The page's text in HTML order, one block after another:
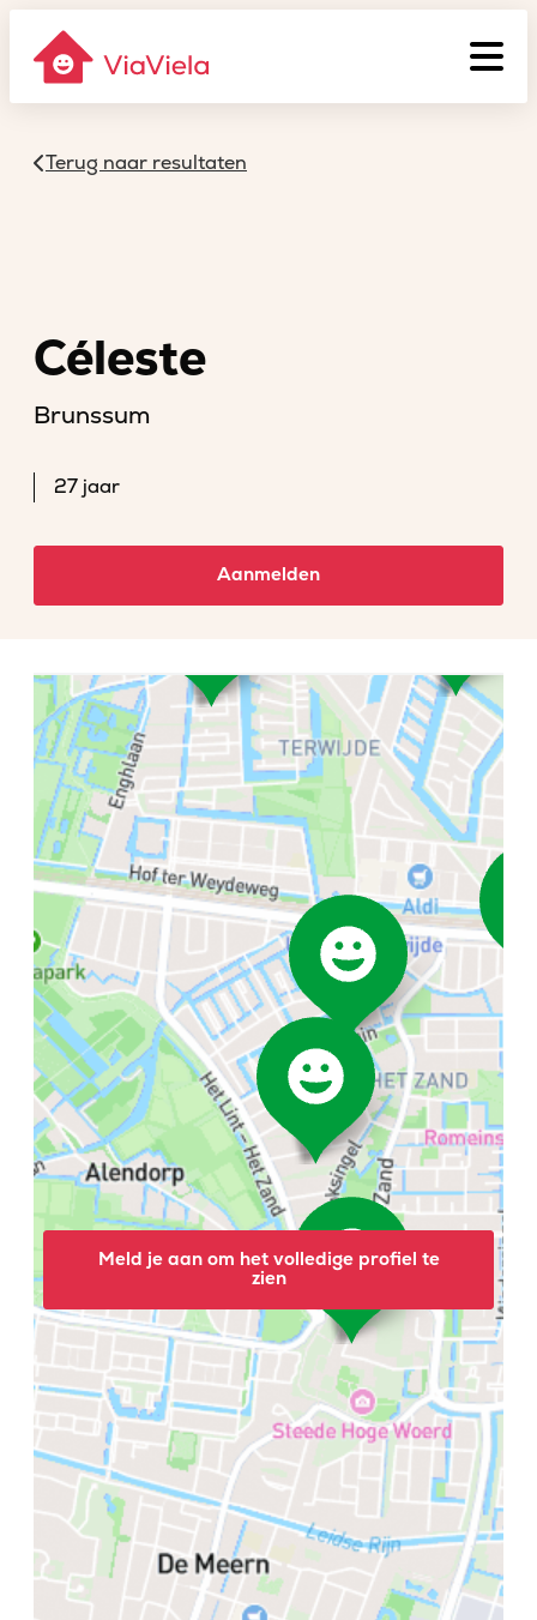
Terug naar resultaten
Céleste
Brunssum
27 jaar
Aanmelden
Meld je aan om het volledige profiel te
zien